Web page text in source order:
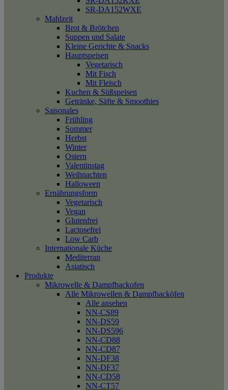
SR-DA152WXE
Mahlzeit
Brot & Brötchen
Suppen und Salate
Kleine Gerichte & Snacks
Hauptspeisen
Vegetarisch
Mit Fisch
Mit Fleisch
Kuchen & Süßspeisen
Getränke, Säfte & Smoothies
Saisonales
Frühling
Sommer
Herbst
Winter
Ostern
Valentinstag
Weihnachten
Halloween
Ernährungsform
Vegetarisch
Vegan
Glutenfrei
Lactosefrei
Low Carb
Internationale Küche
Mediterran
Asiatisch
Produkte
Mikrowelle & Dampfbackofen
Alle Mikrowellen & Dampfbacköfen
Alle ansehen
NN-CS89
NN-DS59
NN-DS596
NN-CD88
NN-CD87
NN-DF38
NN-DF37
NN-CD58
NN-CT57